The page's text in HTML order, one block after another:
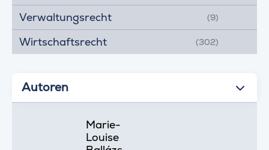
Verwaltungsrecht (9)
Wirtschaftsrecht (302)
Autoren
Marie-
Louise